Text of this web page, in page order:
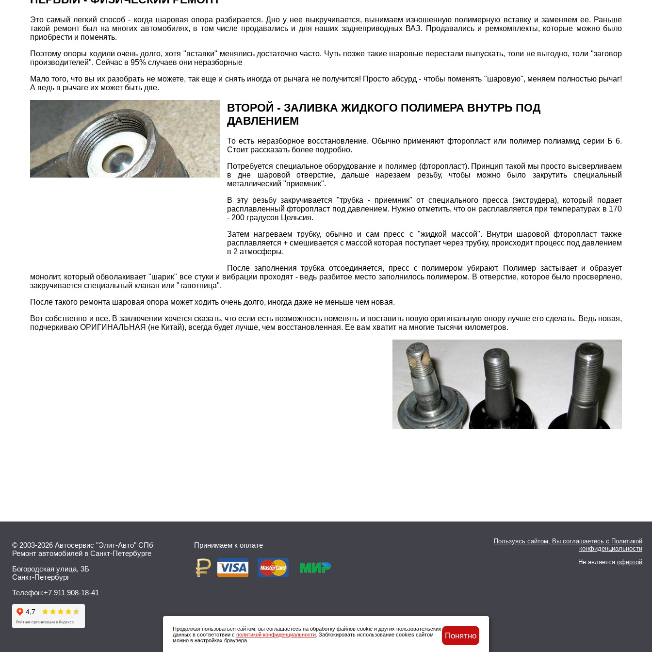
Это самый легкий способ - когда шаровая опора разбирается. Дно у нее выкручивается, вынимаем изношенную полимерную вставку и заменяем ее. Раньше
такой ремонт был на многих автомобилях, в том числе продавались и для наших заднеприводных ВАЗ. Продавались и ремкомплекты, которые можно было
приобрести и поменять.
Поэтому опоры ходили очень долго, хотя "вставки" менялись достаточно часто. Чуть позже такие шаровые перестали выпускать, толи не выгодно, толи "заговор
производителей". Сейчас в 95% случаев они неразборные
Мало того, что вы их разобрать не можете, так еще и снять иногда от рычага не получится! Просто абсурд - чтобы поменять "шаровую", меняем полностью рычаг!
А ведь в рычаге их может быть две.
ВТОРОЙ - ЗАЛИВКА ЖИДКОГО ПОЛИМЕРА ВНУТРЬ ПОД
ДАВЛЕНИЕМ
То есть неразборное восстановление. Обычно применяют фторопласт или полимер полиамид серии Б 6.
Стоит рассказать более подробно.
Потребуется специальное оборудование и полимер (фторопласт). Принцип такой мы просто высверливаем
в дне шаровой отверстие, дальше нарезаем резьбу, чтобы можно было закрутить специальный
металлический "приемник".
В эту резьбу закручивается "трубка - приемник" от специального пресса (экструдера), который подает
расплавленный фторопласт под давлением. Нужно отметить, что он расплавляется при температурах в 170
- 200 градусов Цельсия.
Затем нагреваем трубку, обычно и сам пресс с "жидкой массой". Внутри шаровой фторопласт также
расплавляется + смешивается с массой которая поступает через трубку, происходит процесс под давлением
в 2 атмосферы.
После заполнения трубка отсоединяется, пресс с полимером убирают. Полимер застывает и образует
монолит, который обволакивает "шарик" все стуки и вибрации проходят - ведь разбитое место заполнилось полимером. В отверстие, которое было просверлено,
закручивается специальный клапан или "тавотница".
После такого ремонта шаровая опора может ходить очень долго, иногда даже не меньше чем новая.
Вот собственно и все. В заключении хочется сказать, что если есть возможность поменять и поставить новую оригинальную опору лучше его сделать. Ведь новая,
подчеркиваю ОРИГИНАЛЬНАЯ (не Китай), всегда будет лучше, чем восстановленная. Ее вам хватит на многие тысячи километров.
© 2003-2026 Автосервис "Элит-Авто" СПб
Ремонт автомобилей в Санкт-Петербурге
Богородская улица, 3Б
Санкт-Петербург
Телефон:+7 911 908-18-41
Принимаем к оплате Пользуясь сайтом, Вы соглашаетесь с Политикой
конфиденциальности
Не является офертой
Продолжая пользоваться сайтом, вы соглашаетесь на обработку файлов cookie и других пользовательских
данных в соответствии с политикой конфиденциальности . Заблокировать использование cookies сайтом
можно в настройках браузера.
Понятно